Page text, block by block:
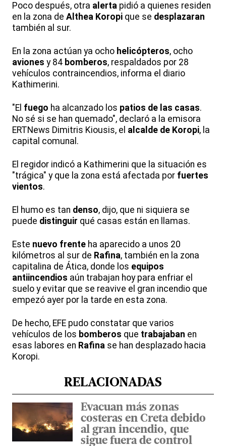
Poco después, otra alerta pidió a quienes residen
en la zona de Althea Koropi que se desplazaran
también al sur.
En la zona actúan ya ocho helicópteros, ocho
aviones y 84 bomberos, respaldados por 28
vehículos contraincendios, informa el diario
Kathimerini.
"El fuego ha alcanzado los patios de las casas.
No sé si se han quemado", declaró a la emisora
ERTNews Dimitris Kiousis, el alcalde de Koropi, la
capital comunal.
El regidor indicó a Kathimerini que la situación es
"trágica" y que la zona está afectada por fuertes
vientos.
El humo es tan denso, dijo, que ni siquiera se
puede distinguir qué casas están en llamas.
Este nuevo frente ha aparecido a unos 20
kilómetros al sur de Rafina, también en la zona
capitalina de Ática, donde los equipos
antiincendios aún trabajan hoy para enfriar el
suelo y evitar que se reavive el gran incendio que
empezó ayer por la tarde en esta zona.
De hecho, EFE pudo constatar que varios
vehículos de los bomberos que trabajaban en
esas labores en Rafina se han desplazado hacia
Koropi.
RELACIONADAS
Evacuan más zonas
costeras en Creta debido
al gran incendio, que
sigue fuera de control